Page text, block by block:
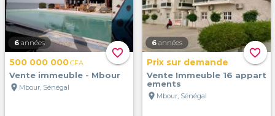
favorite_border
6 années
500 000 000CFA
Vente immeuble - Mbour
location_on Mbour, Sénégal
favorite_border
6 années
Prix sur demande
Vente Immeuble 16 appart
ements
location_on Mbour, Sénégal